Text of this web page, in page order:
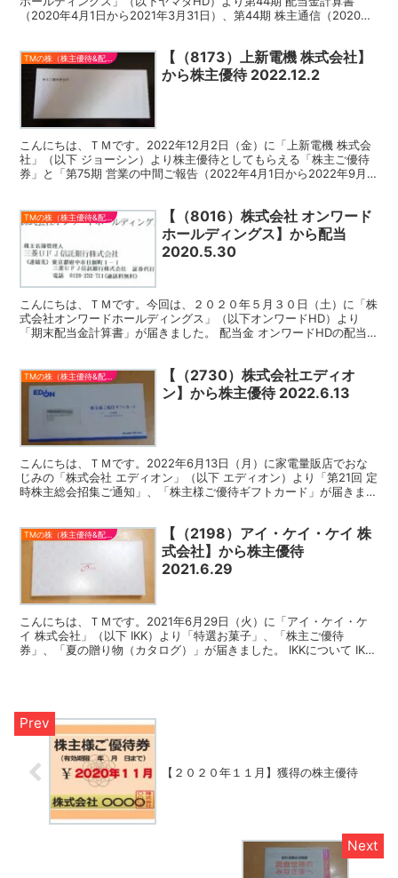
（2020年4月1日から2021年3月31日）、第44期 株主通信（2020年
TMの株（株主優待&配当）
【（8173）上新電機 株式会社】
から株主優待 2022.12.2
こんにちは、ＴＭです。2022年12月2日（金）に「上新電機 株式会
社」（以下 ジョーシン）より株主優待としてもらえる「株主ご優待
券」と「第75期 営業の中間ご報告（2022年4月1日から2022年9月
【（8016）株式会社 オンワード
ホールディングス】から配当
2020.5.30
こんにちは、ＴＭです。今回は、２０２０年５月３０日（土）に「株
式会社オンワードホールディングス」（以下オンワードHD）より
「期末配当金計算書」が届きました。 配当金 オンワードHDの配当
【（2730）株式会社エディオ
ン】から株主優待 2022.6.13
こんにちは、ＴＭです。2022年6月13日（月）に家電量販店でおな
じみの「株式会社 エディオン」（以下 エディオン）より「第21回 定
時株主総会招集ご通知」、「株主様ご優待ギフトカード」が届きまし
TMの株（株主優待&配当）
【（2198）アイ・ケイ・ケイ 株
式会社】から株主優待
2021.6.29
こんにちは、ＴＭです。2021年6月29日（火）に「アイ・ケイ・ケ
イ 株式会社」（以下 IKK）より「特選お菓子」、「株主ご優待
券」、「夏の贈り物（カタログ）」が届きました。 IKKについて IKK
【２０２０年１１月】獲得の株主優待